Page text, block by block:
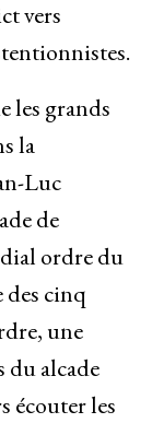
vers
les grands
la
Luc
de
ordre du
cinq
une
du alcade
écouter les